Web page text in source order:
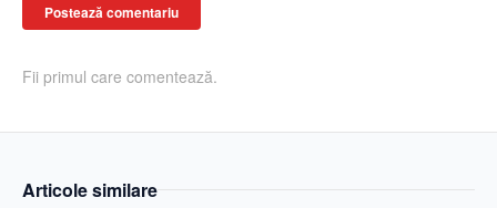
Postează comentariu
Fii primul care comentează.
Articole similare